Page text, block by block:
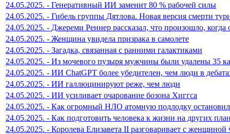
24.05.2025. - Генеративный ИИ заменит 80 % рабочей силы
24.05.2025. - Гибель группы Дятлова. Новая версия смерти
24.05.2025. - Джереми Реннер рассказал, что произошло, когда
24.05.2025. - Женщина увидела призрака в самолете
24.05.2025. - Загадка, связанная с ранними галактиками
24.05.2025. - Из мочевого пузыря мужчины были удалены 35
24.05.2025. - ИИ ChatGPT более убедителен, чем люди в
24.05.2025. - ИИ галлюцинируют реже, чем люди
24.05.2025. - ИИ усиливает очарование бозона Хиггса
24.05.2025. - Как огромный НЛО атомную подлодку остановил
24.05.2025. - Как подготовить человека к жизни на других
24.05.2025. - Королева Елизавета II разговаривает с женщиной